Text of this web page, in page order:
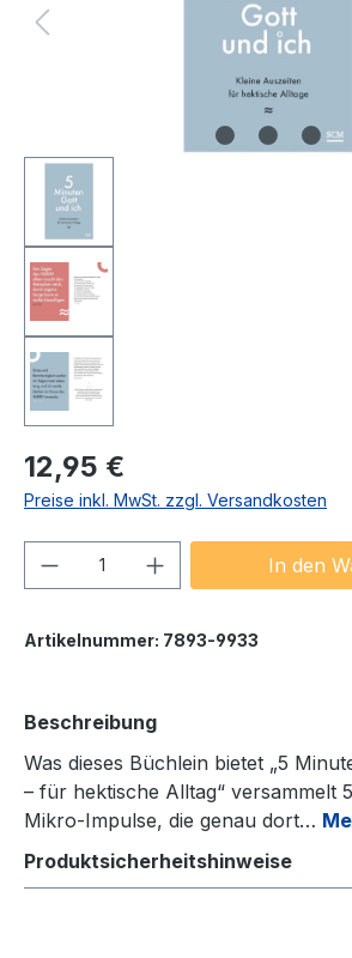
Regulärer Preis:
12,95 €
Preise inkl. MwSt. zzgl. Versandkosten
Produkt Anzahl: GibIn den
Artikelnummer: 7893-9933
Beschreibung
Was dieses Büchlein bietet „5
– für hektische Alltag“ versammelt
Mikro‑Impulse, die genau dort…
Produktsicherheitshinweise